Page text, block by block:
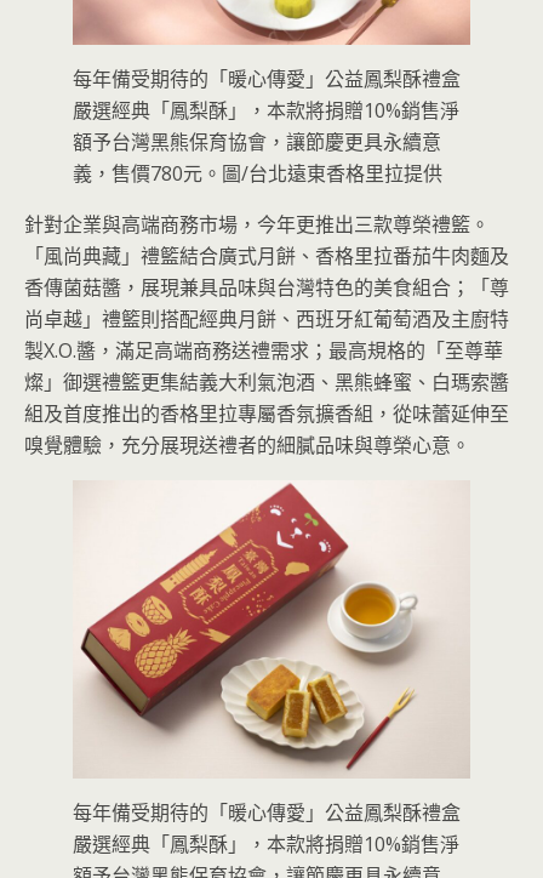
每年備受期待的「暖心傳愛」公益鳳梨酥禮盒
嚴選經典「鳳梨酥」，本款將捐贈10%銷售淨
額予台灣黑熊保育協會，讓節慶更具永續意
義，售價780元。圖/台北遠東香格里拉提供
針對企業與高端商務市場，今年更推出三款尊榮禮籃。
「風尚典藏」禮籃結合廣式月餅、香格里拉番茄牛肉麵及
香傳菌菇醬，展現兼具品味與台灣特色的美食組合；「尊
尚卓越」禮籃則搭配經典月餅、西班牙紅葡萄酒及主廚特
製X.O.醬，滿足高端商務送禮需求；最高規格的「至尊華
燦」御選禮籃更集結義大利氣泡酒、黑熊蜂蜜、白瑪索醬
組及首度推出的香格里拉專屬香氛擴香組，從味蕾延伸至
嗅覺體驗，充分展現送禮者的細膩品味與尊榮心意。
每年備受期待的「暖心傳愛」公益鳳梨酥禮盒
嚴選經典「鳳梨酥」，本款將捐贈10%銷售淨